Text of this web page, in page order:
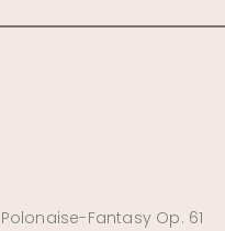
Fantasy Op. 61